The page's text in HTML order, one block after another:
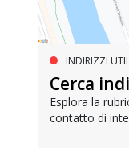
INDIRIZZI
Cerca
Esplora la
contatto di